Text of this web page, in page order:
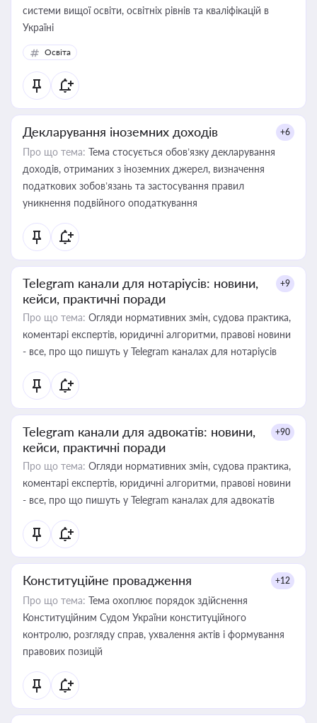
системи вищої освіти, освітніх рівнів та кваліфікацій в
Україні
Освіта
Декларування іноземних доходів +6
Про що тема: Тема стосується обов’язку декларування
доходів, отриманих з іноземних джерел, визначення
податкових зобов’язань та застосування правил
уникнення подвійного оподаткування
Telegram канали для нотаріусів: новини,
кейси, практичні поради
+9
Про що тема: Огляди нормативних змін, судова практика,
коментарі експертів, юридичні алгоритми, правові новини
- все, про що пишуть у Telegram каналах для нотаріусів
Telegram канали для адвокатів: новини,
кейси, практичні поради
+90
Про що тема: Огляди нормативних змін, судова практика,
коментарі експертів, юридичні алгоритми, правові новини
- все, про що пишуть у Telegram каналах для адвокатів
Конституційне провадження +12
Про що тема: Тема охоплює порядок здійснення
Конституційним Судом України конституційного
контролю, розгляду справ, ухвалення актів і формування
правових позицій